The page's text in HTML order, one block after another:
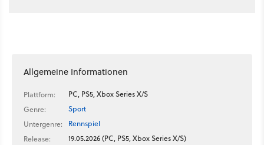
Allgemeine Informationen
Plattform:
PC, PS5, Xbox Series X/S
Genre:
Sport
Untergenre:
Rennspiel
Release:
19.05.2026 (PC, PS5, Xbox Series X/S)